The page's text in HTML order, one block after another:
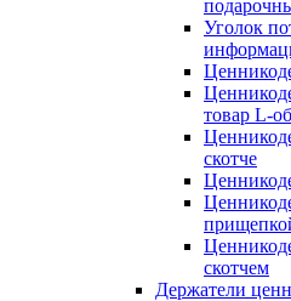
Уголок
товар L-
скотче
скотчем
Держатели